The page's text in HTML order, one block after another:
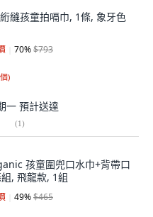
縫孩童拍嗝巾, 1條, 象牙色
70%$793
)
一 預計送達
(1)
孩童圍兜口水巾+背帶口
, 飛龍款, 1組
49%$465